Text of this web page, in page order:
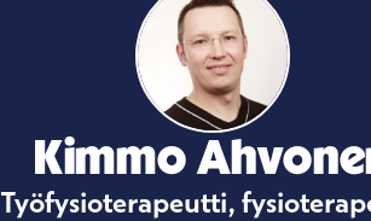
Kimmo
Työfysioterapeutti,